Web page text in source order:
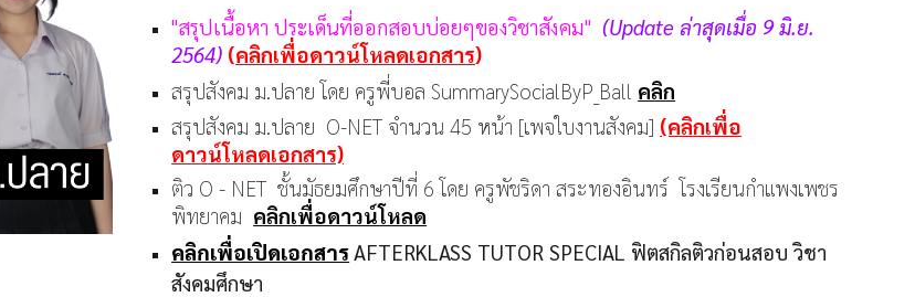
"สรุปเนื้อหา ประเด็นที่ออกสอบบ่อยๆของวิชาสังคม" (Update ล่าสุดเมื่อ 9 มิ.ย.
2564) (คลิกเพื่อดาวน์โหลดเอกสาร)
สรุปสังคม ม.ปลาย โดย ครูพี่บอล SummarySocialByP_Ball คลิก
สรุปสังคม ม.ปลาย O-NET จำนวน 45 หน้า [เพจใบงานสังคม] (คลิกเพื่อ
ดาวน์โหลดเอกสาร)
ติว O - NET ชั้นมัธยมศึกษาปีที่ 6 โดย ครูพัชริดา สระทองอินทร์ โรงเรียนกำแพงเพชร
พิทยาคม คลิกเพื่อดาวน์โหลด
คลิกเพื่อเปิดเอกสารAFTERKLASS TUTOR SPECIAL ฟิตสกิลติวก่อนสอบ วิชา
สังคมศึกษา